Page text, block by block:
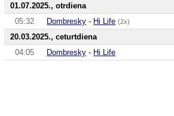
01.07.2025., otrdiena
05:32
Dombresky - Hi Life (2x)
20.03.2025., ceturtdiena
04:05
Dombresky - Hi Life